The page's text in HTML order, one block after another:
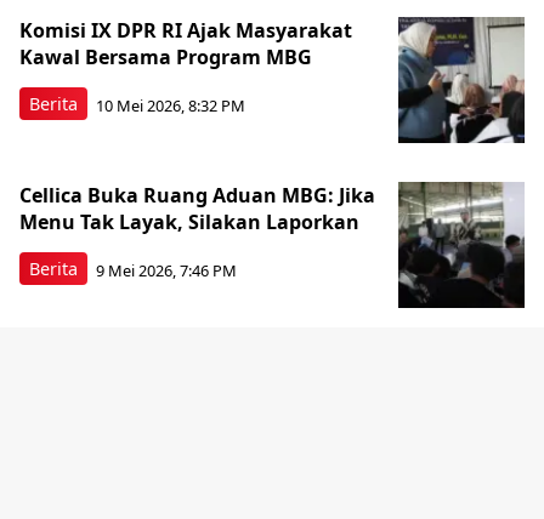
Berita
Komisi IX DPR RI Ajak Masyarakat
Kawal Bersama Program MBG
10 Mei 2026, 8:32 PM
Berita
Cellica Buka Ruang Aduan MBG: Jika
Menu Tak Layak, Silakan Laporkan
9 Mei 2026, 7:46 PM